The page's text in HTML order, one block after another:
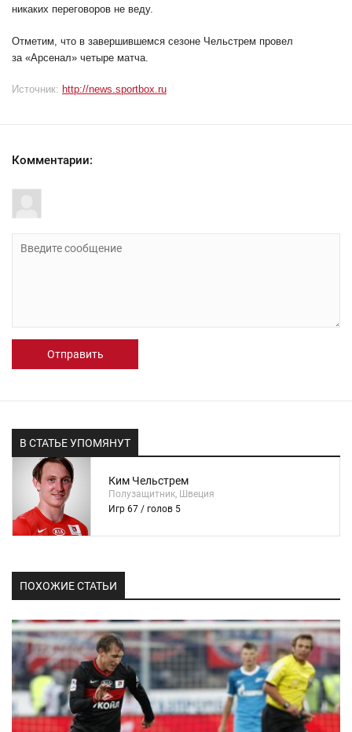
никаких переговоров не веду.
Отметим, что в завершившемся сезоне Чельстрем провел
за «Арсенал» четыре матча.
Источник: http://news.sportbox.ru
Комментарии:
Отправить
В СТАТЬЕ УПОМЯНУТ
Ким Чельстрем
Полузащитник, Швеция
Игр 67 / голов 5
ПОХОЖИЕ СТАТЬИ